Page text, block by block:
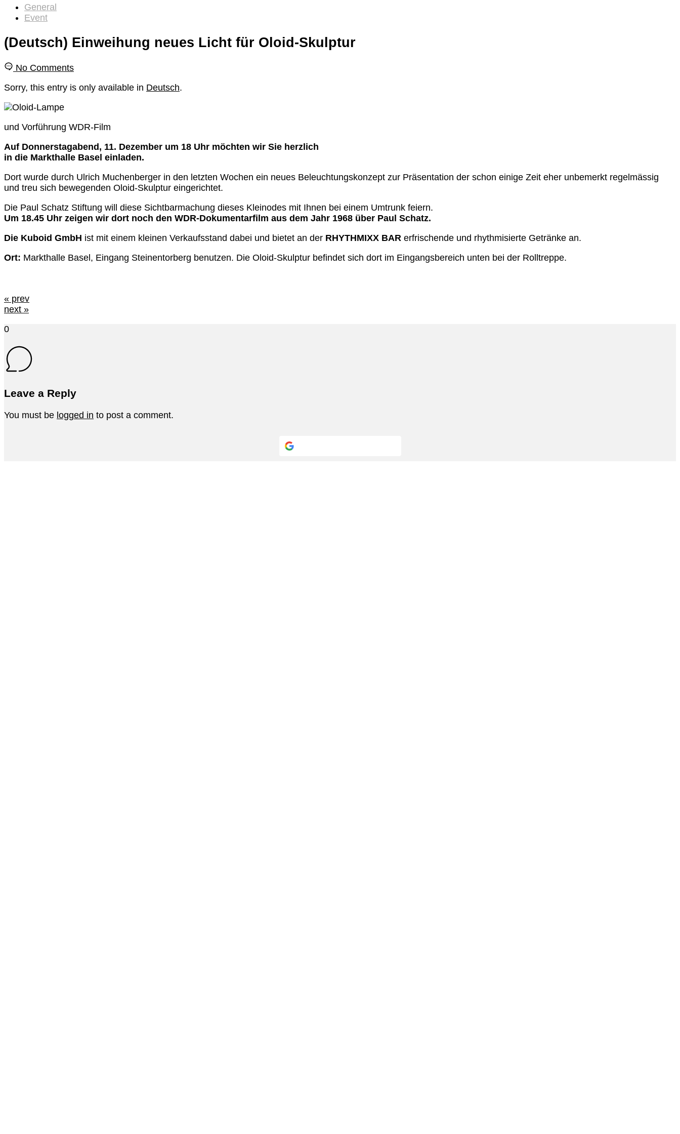
General
Event
(Deutsch) Einweihung neues Licht für Oloid-Skulptur
No Comments
Sorry, this entry is only available in Deutsch.
und Vorführung WDR-Film
Auf Donnerstagabend, 11. Dezember um 18 Uhr möchten wir Sie herzlich
in die Markthalle Basel einladen.
Dort wurde durch Ulrich Muchenberger in den letzten Wochen ein neues Beleuchtungskonzept zur Präsentation der schon einige Zeit eher unbemerkt regelmässig
und treu sich bewegenden Oloid-Skulptur eingerichtet.
Die Paul Schatz Stiftung will diese Sichtbarmachung dieses Kleinodes mit Ihnen bei einem Umtrunk feiern.
Um 18.45 Uhr zeigen wir dort noch den WDR-Dokumentarfilm aus dem Jahr 1968 über Paul Schatz.
Die Kuboid GmbH ist mit einem kleinen Verkaufsstand dabei und bietet an der RHYTHMIXX BAR erfrischende und rhythmisierte Getränke an.
Ort: Markthalle Basel, Eingang Steinentorberg benutzen. Die Oloid-Skulptur befindet sich dort im Eingangsbereich unten bei der Rolltreppe.
« prev
next »
0
Leave a Reply
You must be logged in to post a comment.